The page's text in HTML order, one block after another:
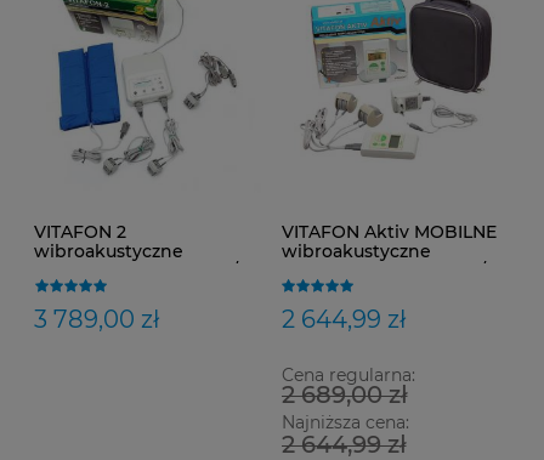
VITAFON 2
wibroakustyczne
Dostawa 0zł / MATERAC /
5 przetworników
3 789,00 zł
VITAFON Aktiv MOBILNE
wibroakustyczne
Dostawa 0zł /
AKUMULATOR
2 644,99 zł
Cena regularna:
2 689,00 zł
Najniższa cena:
2 644,99 zł